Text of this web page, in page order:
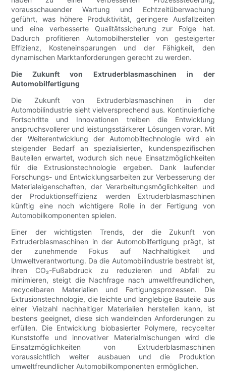
vorausschauender Wartung und Echtzeitüberwachung
geführt, was höhere Produktivität, geringere Ausfallzeiten
und eine verbesserte Qualitätssicherung zur Folge hat.
Dadurch profitieren Automobilhersteller von gesteigerter
Effizienz, Kosteneinsparungen und der Fähigkeit, den
dynamischen Marktanforderungen gerecht zu werden.
Die Zukunft von Extruderblasmaschinen in der
Automobilfertigung
Die Zukunft von Extruderblasmaschinen in der
Automobilindustrie sieht vielversprechend aus. Kontinuierliche
Fortschritte und Innovationen treiben die Entwicklung
anspruchsvollerer und leistungsstärkerer Lösungen voran. Mit
der Weiterentwicklung der Automobiltechnologie wird ein
steigender Bedarf an spezialisierten, kundenspezifischen
Bauteilen erwartet, wodurch sich neue Einsatzmöglichkeiten
für die Extrusionstechnologie ergeben. Dank laufender
Forschungs- und Entwicklungsarbeiten zur Verbesserung der
Materialeigenschaften, der Verarbeitungsmöglichkeiten und
der Produktionseffizienz werden Extruderblasmaschinen
künftig eine noch wichtigere Rolle in der Fertigung von
Automobilkomponenten spielen.
Einer der wichtigsten Trends, der die Zukunft von
Extruderblasmaschinen in der Automobilfertigung prägt, ist
der zunehmende Fokus auf Nachhaltigkeit und
Umweltverantwortung. Da die Automobilindustrie bestrebt ist,
ihren CO₂-Fußabdruck zu reduzieren und Abfall zu
minimieren, steigt die Nachfrage nach umweltfreundlichen,
recycelbaren Materialien und Fertigungsprozessen. Die
Extrusionstechnologie, die leichte und langlebige Bauteile aus
einer Vielzahl nachhaltiger Materialien herstellen kann, ist
bestens geeignet, diese sich wandelnden Anforderungen zu
erfüllen. Die Entwicklung biobasierter Polymere, recycelter
Kunststoffe und innovativer Materialmischungen wird die
Einsatzmöglichkeiten von Extruderblasmaschinen
voraussichtlich weiter ausbauen und die Produktion
umweltfreundlicher Automobilkomponenten ermöglichen.